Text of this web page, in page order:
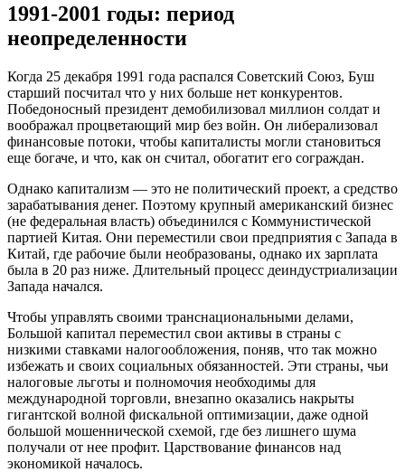
1991-2001 годы: период
неопределенности
Когда 25 декабря 1991 года распался Советский Союз, Буш
старший посчитал что у них больше нет конкурентов.
Победоносный президент демобилизовал миллион солдат и
воображал процветающий мир без войн. Он либерализовал
финансовые потоки, чтобы капиталисты могли становиться
еще богаче, и что, как он считал, обогатит его сограждан.
Однако капитализм — это не политический проект, а средство
зарабатывания денег. Поэтому крупный американский бизнес
(не федеральная власть) объединился с Коммунистической
партией Китая. Они переместили свои предприятия с Запада в
Китай, где рабочие были необразованы, однако их зарплата
была в 20 раз ниже. Длительный процесс деиндустриализации
Запада начался.
Чтобы управлять своими транснациональными делами,
Большой капитал переместил свои активы в страны с
низкими ставками налогообложения, поняв, что так можно
избежать и своих социальных обязанностей. Эти страны, чьи
налоговые льготы и полномочия необходимы для
международной торговли, внезапно оказались накрыты
гигантской волной фискальной оптимизации, даже одной
большой мошеннической схемой, где без лишнего шума
получали от нее профит. Царствование финансов над
экономикой началось.